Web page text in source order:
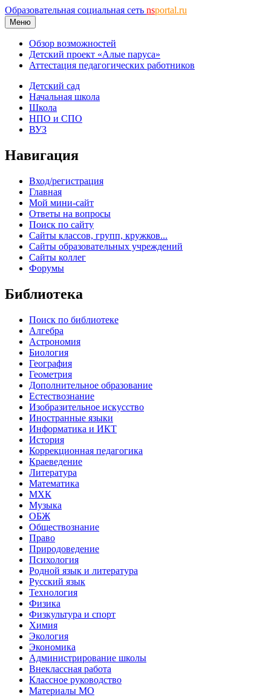
Образовательная социальная сеть nsportal.ru
Меню
Обзор возможностей
Детский проект «Алые паруса»
Аттестация педагогических работников
Детский сад
Начальная школа
Школа
НПО и СПО
ВУЗ
Навигация
Вход/регистрация
Главная
Мой мини-сайт
Ответы на вопросы
Поиск по сайту
Сайты классов, групп, кружков...
Сайты образовательных учреждений
Сайты коллег
Форумы
Библиотека
Поиск по библиотеке
Алгебра
Астрономия
Биология
География
Геометрия
Дополнительное образование
Естествознание
Изобразительное искусство
Иностранные языки
Информатика и ИКТ
История
Коррекционная педагогика
Краеведение
Литература
Математика
МХК
Музыка
ОБЖ
Обществознание
Право
Природоведение
Психология
Родной язык и литература
Русский язык
Технология
Физика
Физкультура и спорт
Химия
Экология
Экономика
Администрирование школы
Внеклассная работа
Классное руководство
Материалы МО